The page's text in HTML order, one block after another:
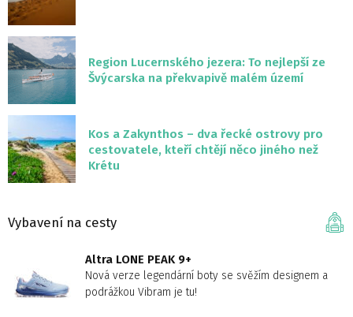
Region Lucernského jezera: To nejlepší ze
Švýcarska na překvapivě malém území
Kos a Zakynthos – dva řecké ostrovy pro
cestovatele, kteří chtějí něco jiného než
Krétu
Vybavení na cesty
Altra LONE PEAK 9+
Nová verze legendární boty se svěžím designem a
podrážkou Vibram je tu!